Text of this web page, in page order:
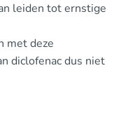
leiden tot ernstige
met deze
diclofenac dus niet